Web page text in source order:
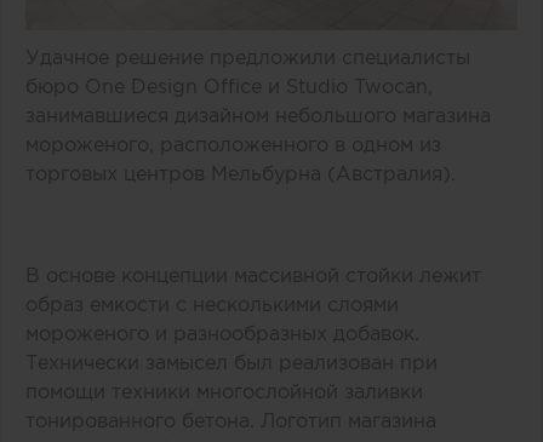
Удачное решение предложили специалисты
бюро One Design Office и Studio Twocan,
занимавшиеся дизайном небольшого магазина
мороженого, расположенного в одном из
торговых центров Мельбурна (Австралия).
В основе концепции массивной стойки лежит
образ емкости с несколькими слоями
мороженого и разнообразных добавок.
Технически замысел был реализован при
помощи техники многослойной заливки
тонированного бетона. Логотип магазина